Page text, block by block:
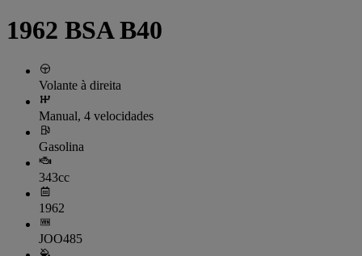
1962 BSA B40
Volante à direita
Manual, 4 velocidades
Gasolina
343cc
1962
JOO485